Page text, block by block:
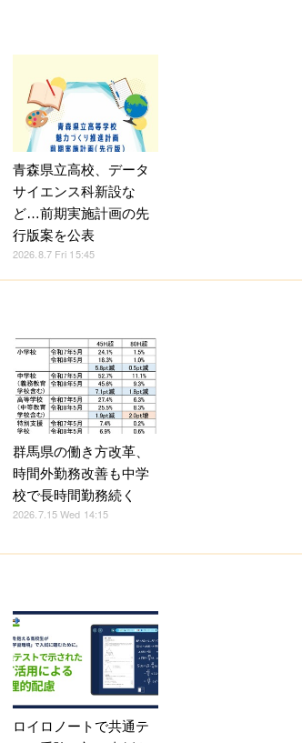
青森県立高校、データ
サイエンス科新設な
ど…前期実施計画の先
行版案を公表
2026.8.7 Fri 15:45
群馬県の働き方改革、
時間外勤務改善も中学
校で長時間勤務続く
2026.7.15 Wed 14:15
ロイロノートで共通テ